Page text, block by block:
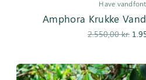
Have
Amphora Krukke
2.550,00kr.